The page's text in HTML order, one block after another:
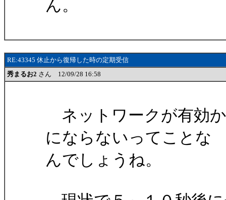
ん。
RE:43345 休止から復帰した時の定期受信
秀まるお2 さん 12/09/28 16:58
ネットワークが有効
にならないってことな
んでしょうね。